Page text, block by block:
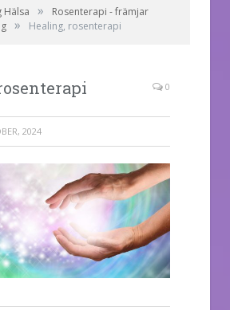
Hälsa »
Rosenterapi - främjar
» Healing, rosenterapi
0
2024